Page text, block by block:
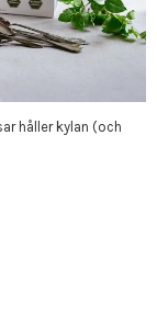
håller kylan (och